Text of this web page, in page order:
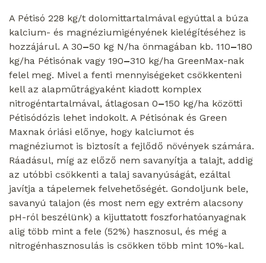
A Pétisó 228 kg/t dolomittartalmával egyúttal a búza
kalcium- és magnéziumigényének kielégítéséhez is
hozzájárul. A 30–50 kg N/ha önmagában kb. 110–180
kg/ha Pétisónak vagy 190–310 kg/ha GreenMax-nak
felel meg. Mivel a fenti mennyiségeket csökkenteni
kell az alapműtrágyaként kiadott komplex
nitrogéntartalmával, átlagosan 0–150 kg/ha közötti
Pétisódózis lehet indokolt. A Pétisónak és Green
Maxnak óriási előnye, hogy kalciumot és
magnéziumot is biztosít a fejlődő növények számára.
Ráadásul, míg az előző nem savanyítja a talajt, addig
az utóbbi csökkenti a talaj savanyúságát, ezáltal
javítja a tápelemek felvehetőségét. Gondoljunk bele,
savanyú talajon (és most nem egy extrém alacsony
pH-ról beszélünk) a kijuttatott foszforhatóanyagnak
alig több mint a fele (52%) hasznosul, és még a
nitrogénhasznosulás is csökken több mint 10%-kal.